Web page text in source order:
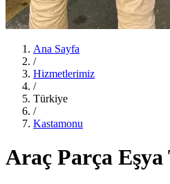
Ana Sayfa
/
Hizmetlerimiz
/
Türkiye
/
Kastamonu
Araç Parça Eşya